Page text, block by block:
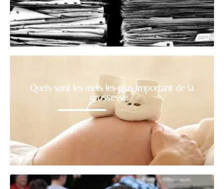
Quels sont les mois les plus important de la
grossesse ?